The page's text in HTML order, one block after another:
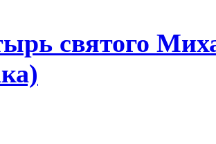
святого